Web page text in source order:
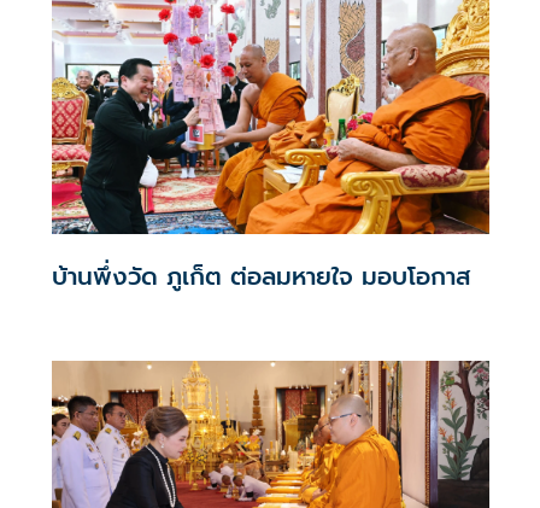
พระบารมี” เพื่อเทิดพระเกียรติพระบาทสมเด็จพระเจ้าอยู่หัว
เนื่องในโอกาสวันเฉลิมพระชนมพรรษา 28 กรกฎาคม 2569
และครบ 10 ปีแห่งการครองสิริราชสมบัติ
บ้านพึ่งวัด ภูเก็ต ต่อลมหายใจ มอบโอกาส